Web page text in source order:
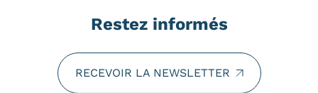
Restez informés
RECEVOIR LA NEWSLETTER